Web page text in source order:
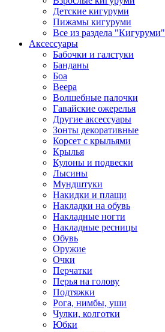
Детские кигуруми
Пижамы кигуруми
Все из раздела "Кигуруми"
Аксессуары
Бабочки и галстуки
Банданы
Боа
Веера
Волшебные палочки
Гавайские ожерелья
Другие аксессуары
Зонты декоративные
Корсет с крыльями
Крылья
Кулоны и подвески
Лысины
Мундштуки
Накидки и плащи
Накладки на обувь
Накладные ногти
Накладные ресницы
Обувь
Оружие
Очки
Перчатки
Перья на голову
Подтяжки
Рога, нимбы, уши
Чулки, колготки
Юбки